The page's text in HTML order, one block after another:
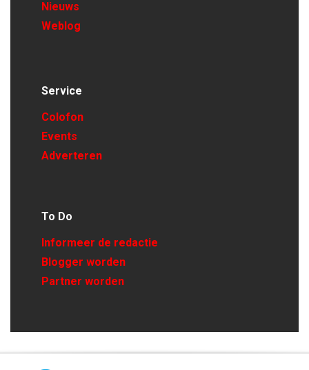
Nieuws
Weblog
Service
Colofon
Events
Adverteren
To Do
Informeer de redactie
Blogger worden
Partner worden